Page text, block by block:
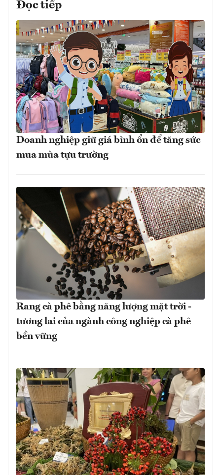
Đọc tiếp
Doanh nghiệp giữ giá bình ổn để tăng sức
mua mùa tựu trường
Rang cà phê bằng năng lượng mặt trời -
tương lai của ngành công nghiệp cà phê
bền vững